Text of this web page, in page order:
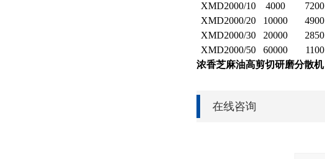
XMD2000/10
4000 7200
XMD2000/20
10000 4900
XMD2000/30
20000 2850
XMD2000/50
60000 1100
浓香芝麻油高剪切研磨分散机
在线咨询